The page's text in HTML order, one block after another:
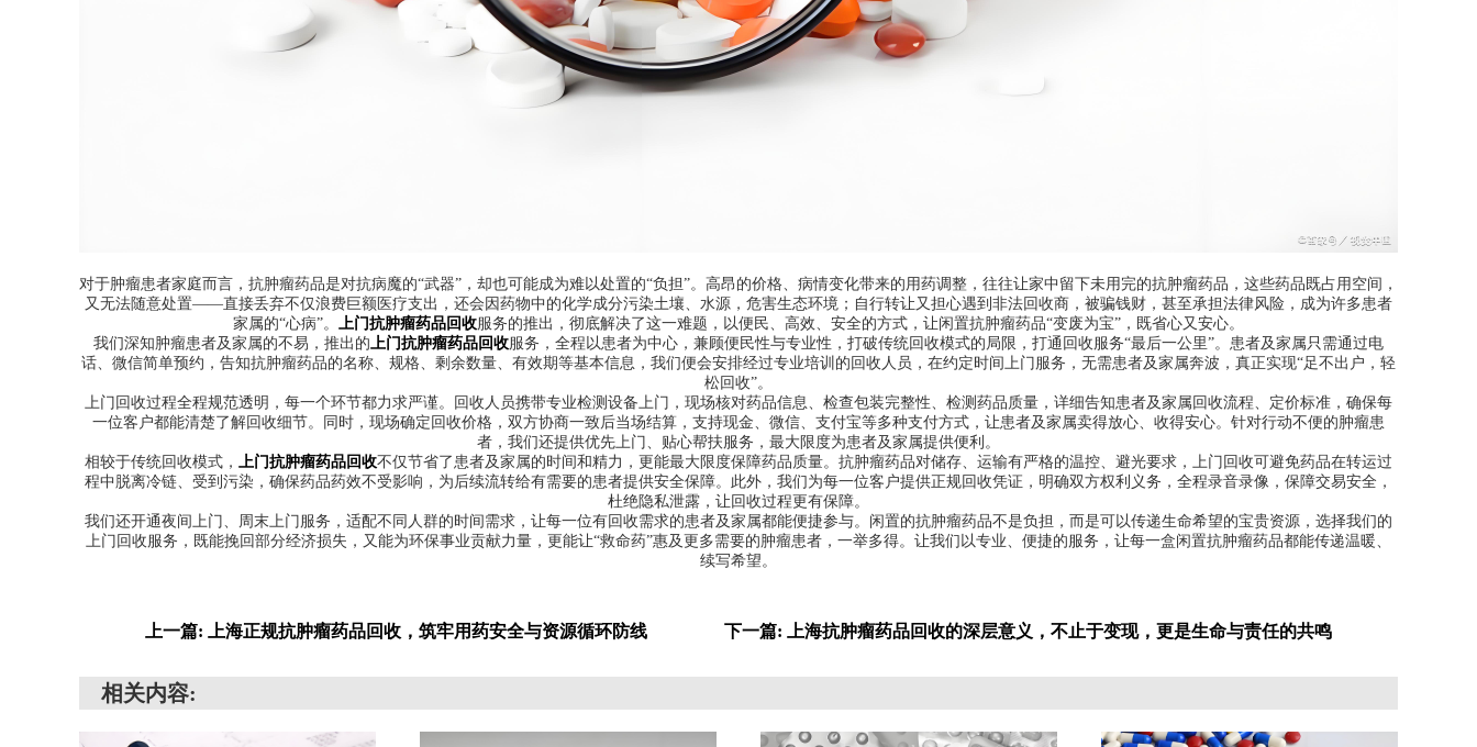
对于肿瘤患者家庭而言，抗肿瘤药品是对抗病魔的“武器”，却也可能成为难以处置的“负担”。高昂的价格、病情变化带来的用药调整，往往让家中留下未用完的抗肿瘤药品，这些药品既占用空间，
又无法随意处置——直接丢弃不仅浪费巨额医疗支出，还会因药物中的化学成分污染土壤、水源，危害生态环境；自行转让又担心遇到非法回收商，被骗钱财，甚至承担法律风险，成为许多患者
家属的“心病”。 上门抗肿瘤药品回收服务的推出，彻底解决了这一难题，以便民、高效、安全的方式，让闲置抗肿瘤药品“变废为宝”，既省心又安心。
我们深知肿瘤患者及家属的不易，推出的上门抗肿瘤药品回收服务，全程以患者为中心，兼顾便民性与专业性，打破传统回收模式的局限，打通回收服务“最后一公里”。患者及家属只需通过电
话、微信简单预约，告知抗肿瘤药品的名称、规格、剩余数量、有效期等基本信息，我们便会安排经过专业培训的回收人员，在约定时间上门服务，无需患者及家属奔波，真正实现“足不出户，轻
松回收”。
上门回收过程全程规范透明，每一个环节都力求严谨。回收人员携带专业检测设备上门，现场核对药品信息、检查包装完整性、检测药品质量，详细告知患者及家属回收流程、定价标准，确保每
一位客户都能清楚了解回收细节。同时，现场确定回收价格，双方协商一致后当场结算，支持现金、微信、支付宝等多种支付方式，让患者及家属卖得放心、收得安心。针对行动不便的肿瘤患
者，我们还提供优先上门、贴心帮扶服务，最大限度为患者及家属提供便利。
相较于传统回收模式， 上门抗肿瘤药品回收不仅节省了患者及家属的时间和精力，更能最大限度保障药品质量。抗肿瘤药品对储存、运输有严格的温控、避光要求，上门回收可避免药品在转运过
程中脱离冷链、受到污染，确保药品药效不受影响，为后续流转给有需要的患者提供安全保障。此外，我们为每一位客户提供正规回收凭证，明确双方权利义务，全程录音录像，保障交易安全，
杜绝隐私泄露，让回收过程更有保障。
我们还开通夜间上门、周末上门服务，适配不同人群的时间需求，让每一位有回收需求的患者及家属都能便捷参与。闲置的抗肿瘤药品不是负担，而是可以传递生命希望的宝贵资源，选择我们的
上门回收服务，既能挽回部分经济损失，又能为环保事业贡献力量，更能让“救命药”惠及更多需要的肿瘤患者，一举多得。让我们以专业、便捷的服务，让每一盒闲置抗肿瘤药品都能传递温暖、
续写希望。
上一篇: 上海正规抗肿瘤药品回收，筑牢用药安全与资源循环防线 下一篇: 上海抗肿瘤药品回收的深层意义，不止于变现，更是生命与责任的共鸣
相关内容: